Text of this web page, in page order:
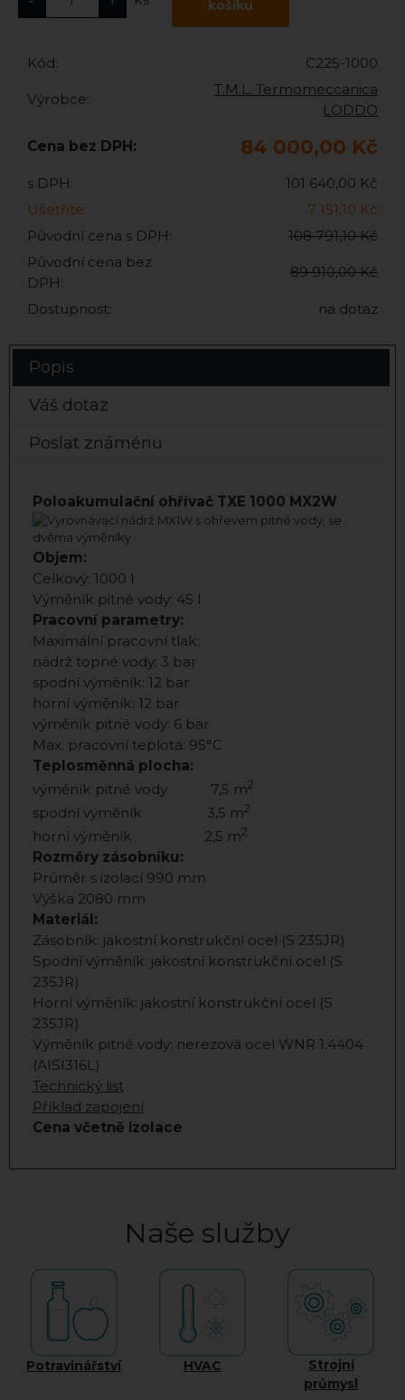
Kód: C225-1000
Výrobce:
T.M.L. Termomeccanica
LODDO
Cena bez DPH: 84 000,00 Kč
s DPH:
101 640,00 Kč
Ušetříte:
7 151,10 Kč
Původní cena s DPH:
108 791,10 Kč
Původní cena bez
DPH:
89 910,00 Kč
Dostupnost: na dotaz
Popis
Váš dotaz
Poslat známénu
Poloakumulační ohřívač TXE 1000 MX2W
Objem:
Celkový: 1000 l
Výměník pitné vody: 45 l
Pracovní parametry:
Maximální pracovní tlak:
nádrž topné vody: 3 bar
spodní výměník: 12 bar
horní výměník: 12 bar
výměník pitné vody: 6 bar
Max. pracovní teplota: 95°C
Teplosměnná plocha:
výměník pitné vody 7,5 m2
spodní výměník 3,5 m2
horní výměník 2,5 m2
Rozměry zásobníku:
Průměr s izolací 990 mm
Výška 2080 mm
Materiál:
Zásobník: jakostní konstrukční ocel (S 235JR)
Spodní výměník: jakostní konstrukční ocel (S
235JR)
Horní výměník: jakostní konstrukční ocel (S
235JR)
Výměník pitné vody: nerezová ocel WNR 1.4404
(AISI316L)
Technický list
Příklad zapojení
Cena včetně izolace
Naše služby
Potravinářství HVAC
Strojní
průmysl